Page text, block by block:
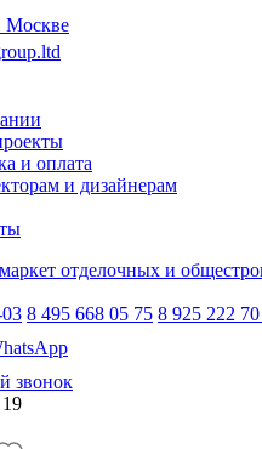
Москве
и оплата
и дизайнерам
отделочных и
8 495 668 05 75 8 925 222
звонок